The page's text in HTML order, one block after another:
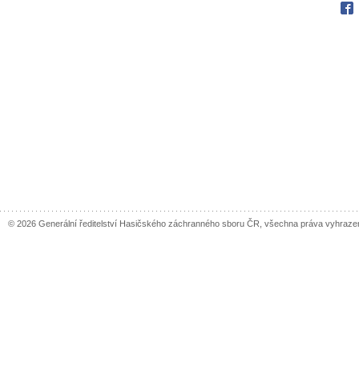
© 2026 Generální ředitelství Hasičského záchranného sboru ČR, všechna práva